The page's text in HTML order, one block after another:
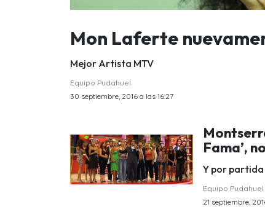
Mon Laferte
Mejor Artista MTV
Equipo Pudahuel
30 septiembre, 2016 a las 16:27
Fama’,
Y por partida
Equipo Pudahuel
21 septiembre,